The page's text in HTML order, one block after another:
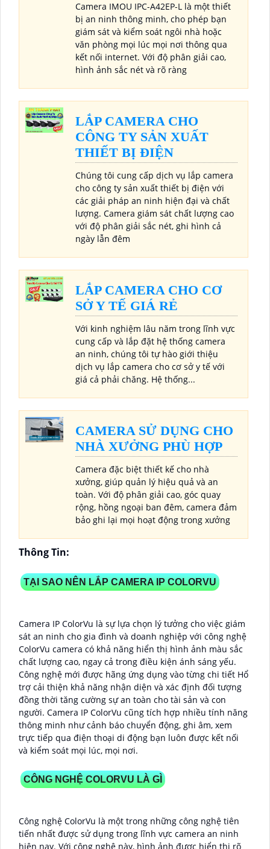
Camera IMOU IPC-A42EP-L là một thiết
bị an ninh thông minh, cho phép bạn
giám sát và kiểm soát ngôi nhà hoặc
văn phòng mọi lúc mọi nơi thông qua
kết nối internet. Với độ phân giải cao,
hình ảnh sắc nét và rõ ràng
LẮP CAMERA CHO
CÔNG TY SẢN XUẤT
THIẾT BỊ ĐIỆN
Chúng tôi cung cấp dịch vụ lắp camera
cho công ty sản xuất thiết bị điện với
các giải pháp an ninh hiện đại và chất
lượng. Camera giám sát chất lượng cao
với độ phân giải sắc nét, ghi hình cả
ngày lẫn đêm
LẮP CAMERA CHO CƠ
SỞ Y TẾ GIÁ RẺ
Với kinh nghiệm lâu năm trong lĩnh vực
cung cấp và lắp đặt hệ thống camera
an ninh, chúng tôi tự hào giới thiệu
dịch vụ lắp camera cho cơ sở y tế với
giá cả phải chăng. Hệ thống...
CAMERA SỬ DỤNG CHO
NHÀ XƯỞNG PHÙ HỢP
Camera đặc biệt thiết kế cho nhà
xưởng, giúp quản lý hiệu quả và an
toàn. Với độ phân giải cao, góc quay
rộng, hồng ngoại ban đêm, camera đảm
bảo ghi lại mọi hoạt động trong xưởng
Thông Tin:
TẠI SAO NÊN LẮP CAMERA IP COLORVU
Camera IP ColorVu là sự lựa chọn lý tưởng cho việc giám
sát an ninh cho gia đình và doanh nghiệp với công nghệ
ColorVu camera có khả năng hiển thị hình ảnh màu sắc
chất lượng cao, ngay cả trong điều kiện ánh sáng yếu.
Công nghệ mới được hãng ứng dụng vào từng chi tiết Hổ
trợ cải thiện khả năng nhận diện và xác định đối tượng
đồng thời tăng cường sự an toàn cho tài sản và con
người. Camera IP ColorVu cũng tích hợp nhiều tính năng
thông minh như cảnh báo chuyển động, ghi âm, xem
trực tiếp qua điện thoại di động bạn luôn được kết nối
và kiểm soát mọi lúc, mọi nơi.
CÔNG NGHỆ COLORVU LÀ GÌ
Công nghệ ColorVu là một trong những công nghệ tiên
tiến nhất được sử dụng trong lĩnh vực camera an ninh
hiện nay. Với công nghệ này, hình ảnh được hiển thị rõ